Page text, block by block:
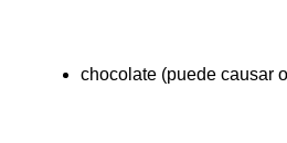
chocolate (puede causar